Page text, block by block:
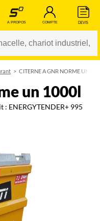
A PROPOS COMPTE DEVIS
Changer
CITERNE A GNR NORME UN
un 1000l
: ENERGYTENDER+ 995